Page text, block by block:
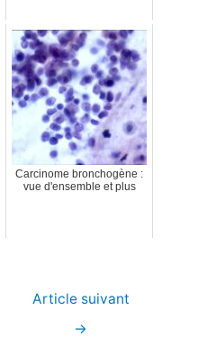
Carcinome bronchogène :
vue d'ensemble et plus
Article suivant
→